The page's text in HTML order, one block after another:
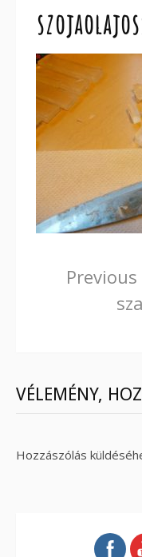
Continue
Reading
VÉLEMÉNY,
Hozzászólás